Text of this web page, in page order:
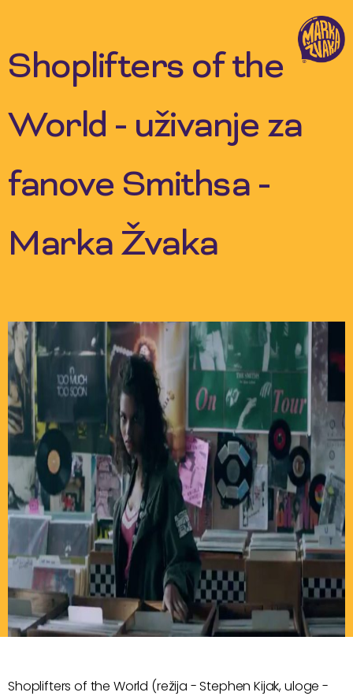
Shoplifters of the
World - uživanje za
fanove Smithsa -
Marka Žvaka
Shoplifters of the World (režija - Stephen Kijak, uloge -